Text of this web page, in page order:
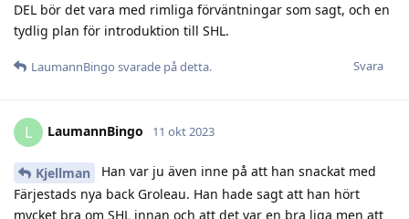
DEL bör det vara med rimliga förväntningar som sagt, och en
tydlig plan för introduktion till SHL.
Svara
LaumannBingo svarade på detta.
L LaumannBingo 11 okt 2023
Kjellman
Han var ju även inne på att han snackat med
Färjestads nya back Groleau. Han hade sagt att han hört
mycket bra om SHL innan och att det var en bra liga men att